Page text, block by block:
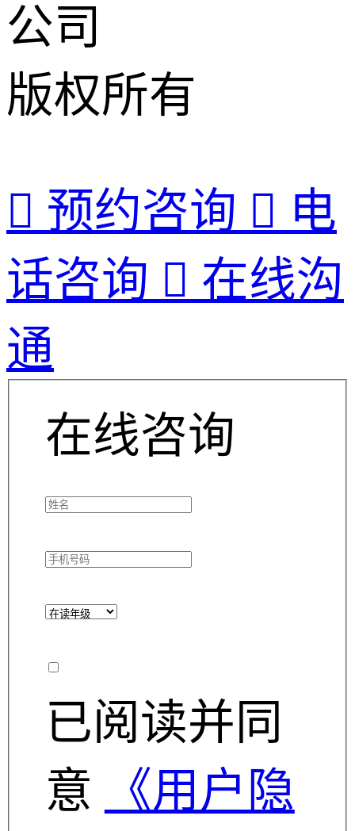
公司
版权所有
 预约咨询  电
话咨询  在线沟
通
在线咨询
已阅读并同
意
《用户隐